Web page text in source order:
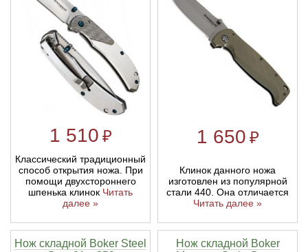
1 510 ₽
Классический традиционный
способ открытия ножа. При
помощи двухстороннего
шпенька клинок Читать
далее »
1 650 ₽
Клинок данного ножа
изготовлен из популярной
стали 440. Она отличается
Читать далее »
Нож складной Boker Steel
Нож складной Boker
Линейки для настройки лука
Полочки для лука
Кликеры для лука
Плунжеры для лука
Киссеры для лука
Охотничьи ножи
Ножи складные